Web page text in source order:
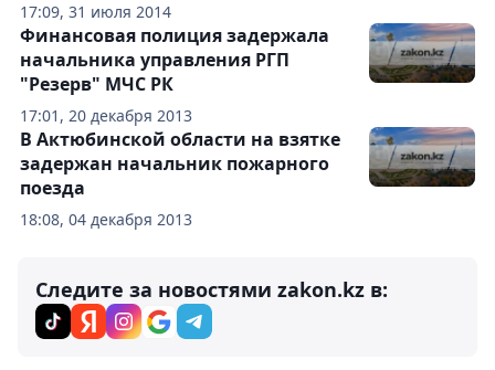
17:09, 31 июля 2014
17:01, 20 декабря 2013
Финансовая полиция задержала
начальника управления РГП
"Резерв" МЧС РК
18:08, 04 декабря 2013
В Актюбинской области на взятке
задержан начальник пожарного
поезда
Следите за новостями zakon.kz в: